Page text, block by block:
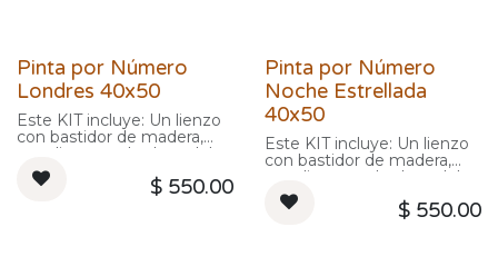
contenedores con pintura
acrílica estos contenedores
ya vienen numerados para
hacer más fácil el pintado.
Pinta por Número
Londres 40x50
Este KIT incluye: Un lienzo
con bastidor de madera,
este lienzo es la clave del
producto porque viene con
una imagen preimpresa y
$ 550.00
Pinta por Número
Noche Estrellada
40x50
Este KIT incluye: Un lienzo
con bastidor de madera,
este lienzo es la clave del
producto porque viene con
una imagen preimpresa y
$ 550.00